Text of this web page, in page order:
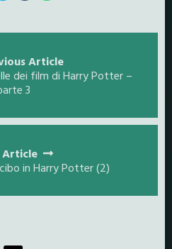
Article
dei film di Harry Potter –
3
Article
in Harry Potter (2)